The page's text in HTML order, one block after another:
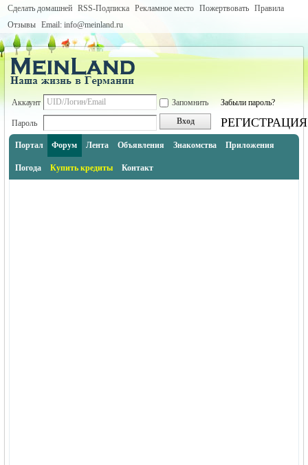
Сделать домашней RSS-Подписка Рекламное место Пожертвовать Правила
Отзывы Email: info@meinland.ru
Аккаунт Запомнить Забыли пароль?
Пароль Вход РЕГИСТРАЦИЯ
Портал Форум Лента Объявления Знакомства Приложения
Погода Купить кредиты Контакт